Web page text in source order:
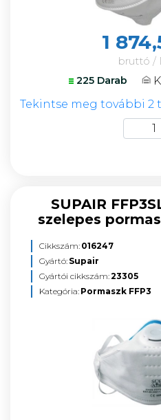
1
bruttó /
225 Darab
Tekintse meg további 2
SUPAIR
szelepes
Cikkszám: 016247
Gyártó: Supair
Gyártói cikkszám:23305
Kategória: Pormaszk FFP3